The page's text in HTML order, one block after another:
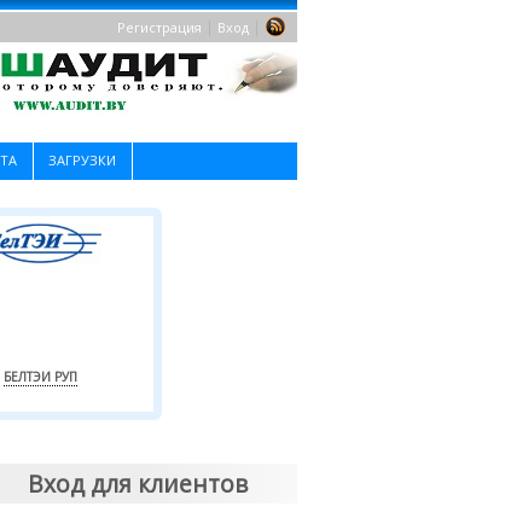
Регистрация Вход
ЗАГРУЗКИ
БЕЛТЭИ РУП
Вход для клиентов